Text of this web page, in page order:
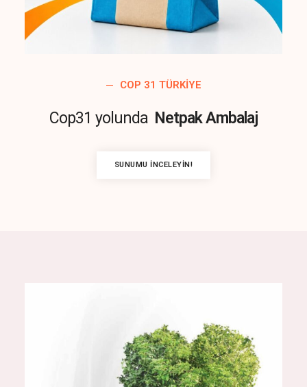
COP 31 TÜRKIYE
Cop31 yolunda Netpak Ambalaj
SUNUMU İNCELEYIN!